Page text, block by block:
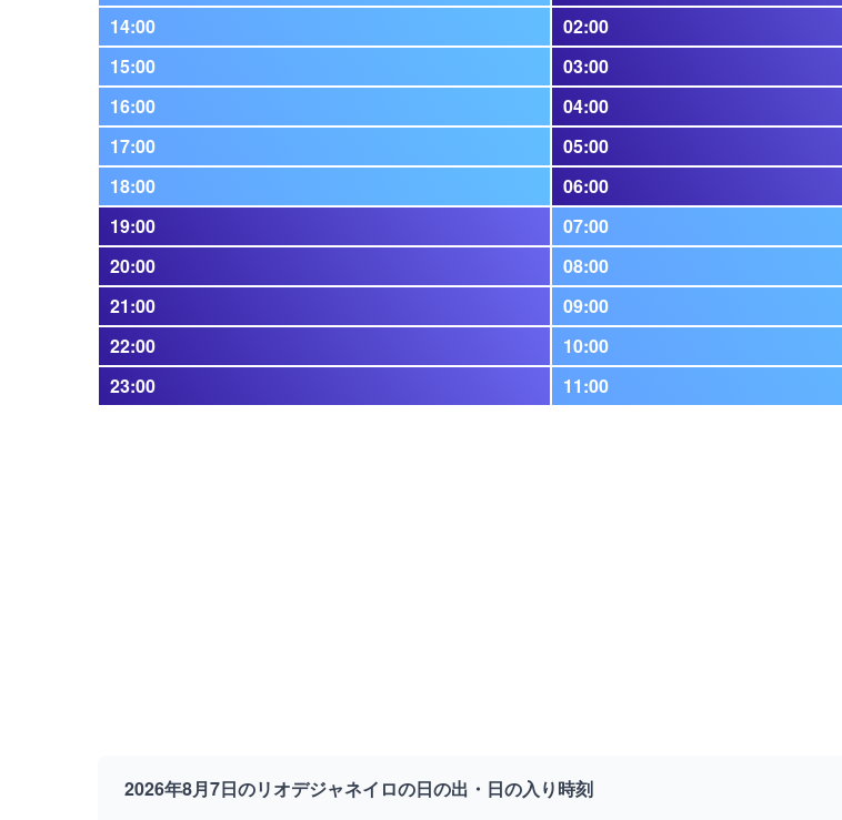
14:00
02:00
15:00
03:00
16:00
04:00
17:00
05:00
18:00
06:00
19:00
07:00
20:00
08:00
21:00
09:00
22:00
10:00
23:00
11:00
2026年8月7日のリオデジャネイロの日の出・日の入り時刻